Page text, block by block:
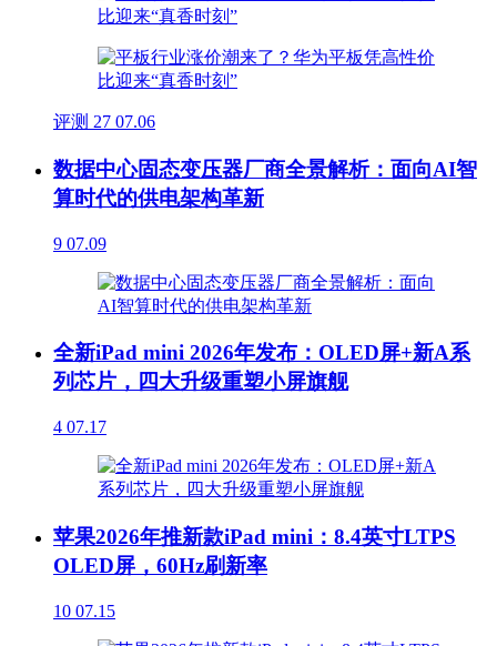
评测 27 07.06
数据中心固态变压器厂商全景解析：面向AI智
算时代的供电架构革新
9 07.09
全新iPad mini 2026年发布：OLED屏+新A系
列芯片，四大升级重塑小屏旗舰
4 07.17
苹果2026年推新款iPad mini：8.4英寸LTPS
OLED屏，60Hz刷新率
10 07.15